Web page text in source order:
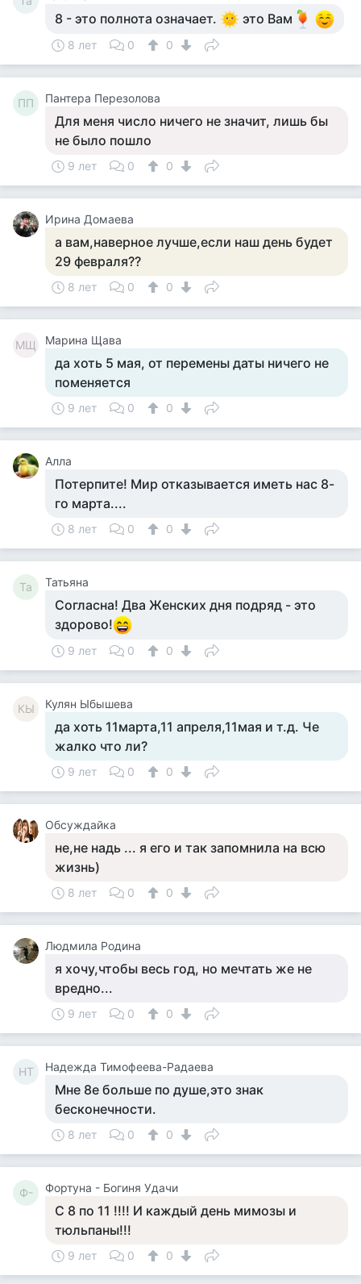
8 - это полнота означает. это Вам
8 лет 0 0
ПП Пантера Перезолова
Для меня число ничего не значит, лишь бы
не было пошло
9 лет 0 0
Ирина Домаева
а вам,наверное лучше,если наш день будет
29 февраля??
8 лет 0 0
МЩ Марина Щава
да хоть 5 мая, от перемены даты ничего не
поменяется
9 лет 0 0
Алла
Потерпите! Мир отказывается иметь нас 8-
го марта....
8 лет 0 0
Та Татьяна
Согласна! Два Женских дня подряд - это
здорово!
9 лет 0 0
КЫ Кулян Ыбышева
да хоть 11марта,11 апреля,11мая и т.д. Че
жалко что ли?
9 лет 0 0
Обсуждайка
не,не надь ... я его и так запомнила на всю
жизнь)
8 лет 0 0
Людмила Родина
я хочу,чтобы весь год, но мечтать же не
вредно...
9 лет 0 0
НТ Надежда Тимофеева-Радаева
Мне 8е больше по душе,это знак
бесконечности.
8 лет 0 0
Ф- Фортуна - Богиня Удачи
С 8 по 11 !!!! И каждый день мимозы и
тюльпаны!!!
9 лет 0 0